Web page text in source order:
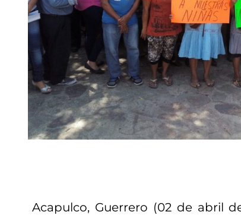
Acapulco, Guerrero (02 de abril